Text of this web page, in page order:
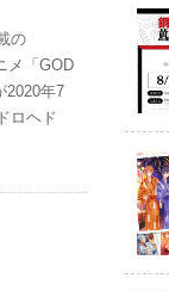
の
メ「GOD
2020年7
ロヘド